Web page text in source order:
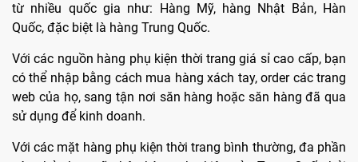
từ nhiều quốc gia như: Hàng Mỹ, hàng Nhật Bản, Hàn
Quốc, đặc biệt là hàng Trung Quốc.
Với các nguồn hàng phụ kiện thời trang giá sỉ cao cấp, bạn
có thể nhập bằng cách mua hàng xách tay, order các trang
web của họ, sang tận nơi săn hàng hoặc săn hàng đã qua
sử dụng để kinh doanh.
Với các mặt hàng phụ kiện thời trang bình thường, đa phần